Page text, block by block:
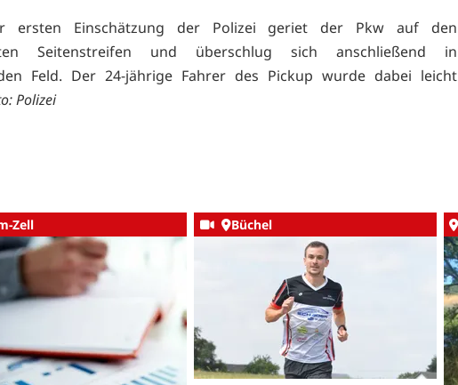
ersten Einschätzung der Polizei geriet der Pkw auf den
Seitenstreifen und überschlug sich anschließend in
Feld. Der 24-jährige Fahrer des Pickup wurde dabei leicht
Polizei
Zell Büchel